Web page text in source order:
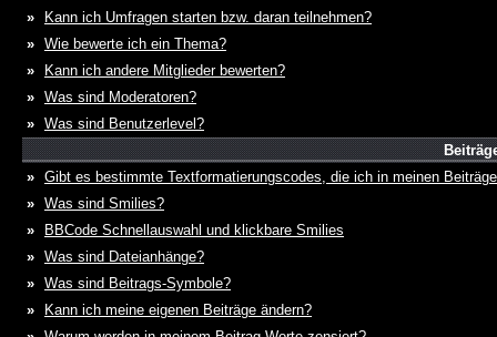
»
Kann ich Umfragen starten bzw. daran teilnehmen?
» Wie bewerte ich ein Thema?
»
Kann ich andere Mitglieder bewerten?
» Was sind Moderatoren?
» Was sind Benutzerlevel?
» Gibt es bestimmte Textformatierungscodes, die ich in meinen
» Was sind Smilies?
»
BBCode Schnellauswahl und klickbare Smilies
» Was sind Dateianhänge?
» Was sind Beitrags-Symbole?
»
Kann ich meine eigenen Beiträge ändern?